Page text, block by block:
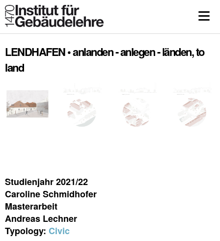
LENDHAFEN • anlanden - anlegen - länden, to
land
Studienjahr 2021/22
Caroline Schmidhofer
Masterarbeit
Andreas Lechner
Typology: Civic